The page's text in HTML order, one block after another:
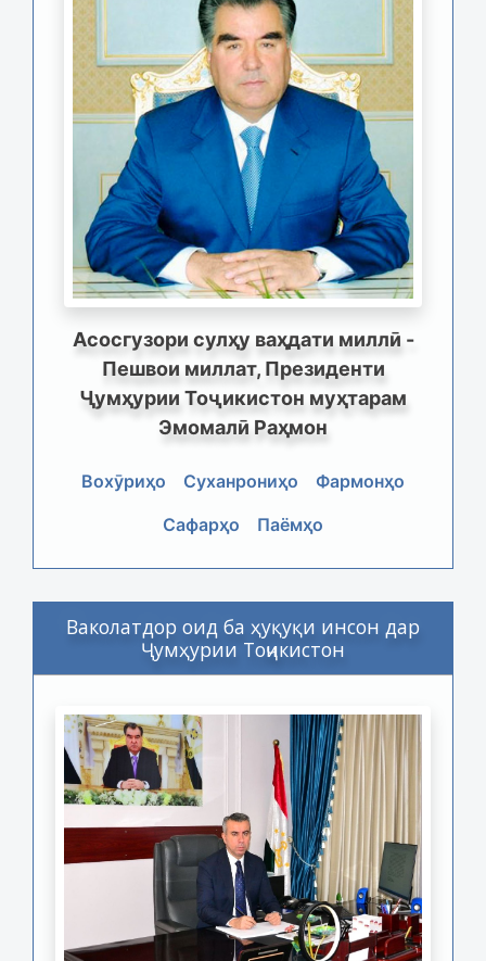
Асосгузори сулҳу ваҳдати миллӣ -
Пешвои миллат, Президенти
Ҷумҳурии Тоҷикистон муҳтарам
Эмомалӣ Раҳмон
Вохӯриҳо Суханрониҳо
Фармонҳо
Сафарҳо
Паёмҳо
Ваколатдор оид ба ҳуқуқи инсон дар
Ҷумҳурии Тоҷикистон